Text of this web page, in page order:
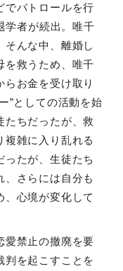
でパトロールを行
学者が続出。唯千
そんな中、離婚し
を救うため、唯千
お金を受け取り
”としての活動を始
たちだったが、救
複雑に入り乱れる
ったが、生徒たち
、さらには自分も
、心境が変化して
愛禁止の撤廃を要
判を起こすことを